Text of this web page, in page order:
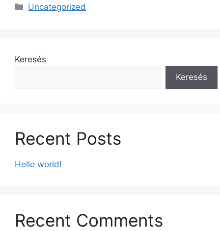
Uncategorized
Keresés
Keresés
Recent Posts
Hello world!
Recent Comments